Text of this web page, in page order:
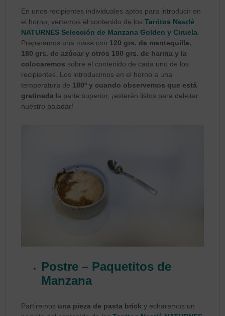
En unos recipientes individuales aptos para introducir en
el horno, vertemos el contenido de losTarritos Nestlé
NATURNES Selección de Manzana Golden y Ciruela
Preparamos una masa con 120 grs. de mantequilla,
180 grs. de azúcar y otros 180 grs. de harina y la
colocaremos sobre el contenido de cada uno de los
recipientes. Los introducimos en el horno a una
temperatura de 180º y cuando observemos que está
gratinada la parte superior, ¡estarán listos para deleitar
nuestro paladar!
Postre – Paquetitos de
Manzana
Partiremos una pieza de pasta brick y echaremos un